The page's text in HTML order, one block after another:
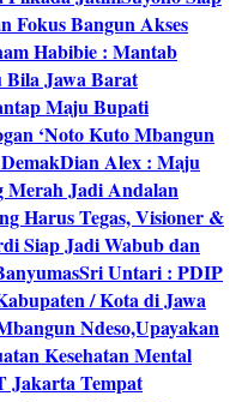
Fokus Bangun Akses
Habibie : Mantab
Jawa Barat
Maju Bupati
‘Noto Kuto Mbangun
Dian Alex : Maju
Merah Jadi Andalan
Harus Tegas, Visioner &
Siap Jadi Wabub dan
Sri Untari : PDIP
/ Kota di Jawa
Ndeso,Upayakan
Kesehatan Mental
Jakarta Tempat